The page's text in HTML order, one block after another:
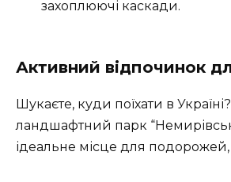
захоплюючі каскади.
Активний відпочинок
Шукаєте, куди поїхати в
ландшафтний парк
ідеальне місце для